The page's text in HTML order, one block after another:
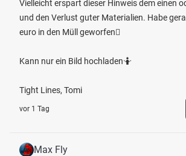
Vielleicht erspart dieser Hinweis dem einen
und den Verlust guter Materialien. Habe
euro in den Müll geworfen🫩
Kann nur ein Bild hochladen🤷
Tight Lines, Tomi
vor 1 Tag
Max Fly